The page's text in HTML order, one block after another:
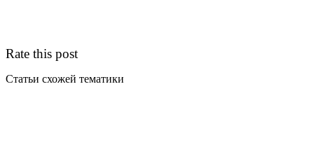
Rate this post
Статьи схожей тематики